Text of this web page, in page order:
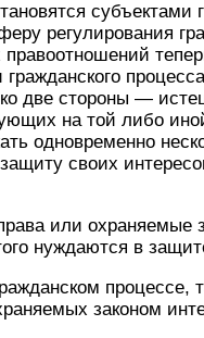
субъектами
регулирования
две стороны —
на той либо
одновременно
своих
или охраняемые
нуждаются в
процессе,
законом